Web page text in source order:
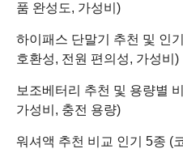
품 완성도, 가성비)
하이패스 단말기 추천 및 인
호환성, 전원 편의성, 가성비)
보조베터리 추천 및 용량별
가성비, 충전 용량)
워셔액 추천 비교 인기 5종 (